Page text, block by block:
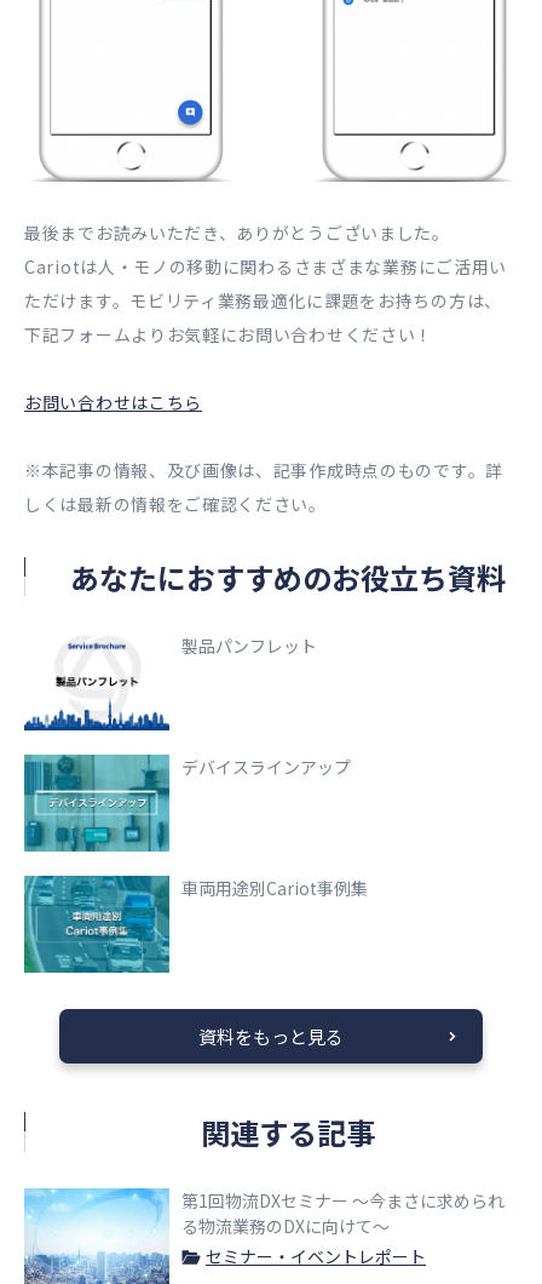
最後までお読みいただき、ありがとうございました。
Cariotは人・モノの移動に関わるさまざまな業務にご活用い
ただけます。モビリティ業務最適化に課題をお持ちの方は、
下記フォームよりお気軽にお問い合わせください！
お問い合わせはこちら
※本記事の情報、及び画像は、記事作成時点のものです。詳
しくは最新の情報をご確認ください。
あなたにおすすめのお役立ち資料
製品パンフレット
デバイスラインアップ
車両用途別Cariot事例集
資料をもっと見る
関連する記事
第1回物流DXセミナー 〜今まさに求められ
る物流業務のDXに向けて〜
セミナー・イベントレポート